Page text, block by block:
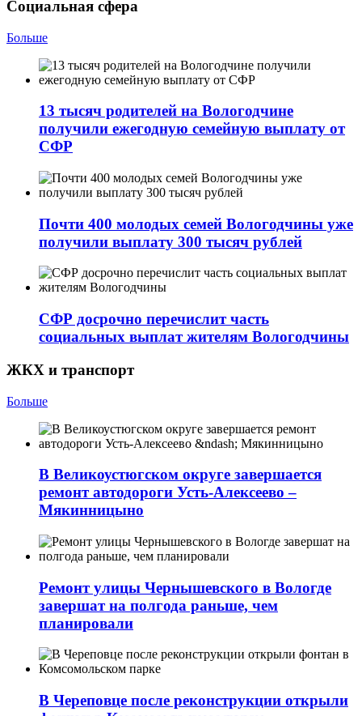
Социальная сфера
Больше
13 тысяч родителей на Вологодчине
получили ежегодную семейную выплату от
СФР
Почти 400 молодых семей Вологодчины уже
получили выплату 300 тысяч рублей
СФР досрочно перечислит часть
социальных выплат жителям Вологодчины
ЖКХ и транспорт
Больше
В Великоустюгском округе завершается
ремонт автодороги Усть-Алексеево –
Мякинницыно
Ремонт улицы Чернышевского в Вологде
завершат на полгода раньше, чем
планировали
В Череповце после реконструкции открыли